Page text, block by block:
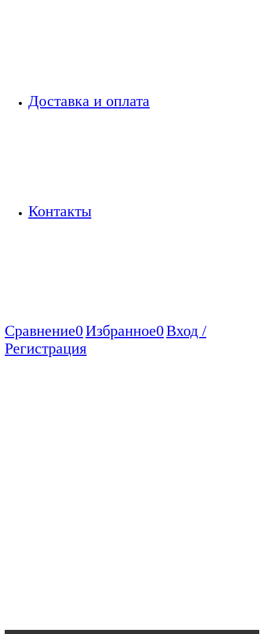
Доставка и оплата
Контакты
Сравнение0Избранное0Вход /
Регистрация